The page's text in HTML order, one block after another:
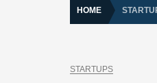
HOME
STARTUPS